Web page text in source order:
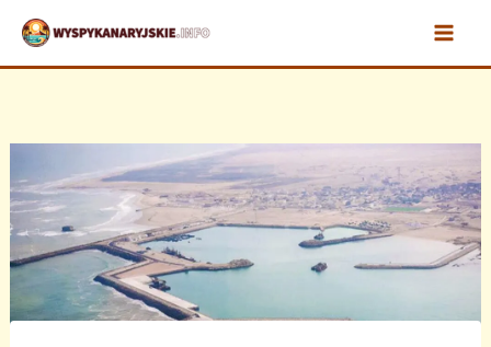
Przejdź
treści